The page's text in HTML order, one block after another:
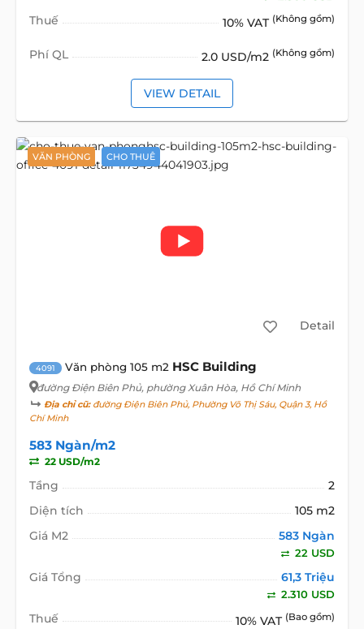
Thuế 10% VAT (Không gồm)
Phí QL 2.0 USD/m2 (Không gồm)
VIEW DETAIL
VĂN PHÒNG CHO THUÊ
Detail
4091 Văn phòng 105 m2 HSC Building
đường Điện Biên Phủ, phường Xuân Hòa, Hồ Chí Minh
Địa chỉ cũ:đường Điện Biên Phủ, Phường Võ Thị Sáu, Quận 3, Hồ
Chí Minh
583 Ngàn/m2
22 USD/m2
Tầng
2
Diện tích
105 m2
Giá M2
583 Ngàn
22 USD
Giá Tổng 61,3 Triệu
2.310 USD
Thuế 10% VAT (Bao gồm)